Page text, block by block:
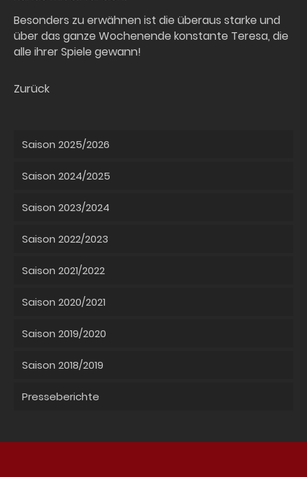
Besonders zu erwähnen ist die überaus starke und
über das ganze Wochenende konstante Teresa, die
alle ihrer Spiele gewann!
Zurück
Saison 2025/2026
Saison 2024/2025
Saison 2023/2024
Saison 2022/2023
Saison 2021/2022
Saison 2020/2021
Saison 2019/2020
Saison 2018/2019
Presseberichte